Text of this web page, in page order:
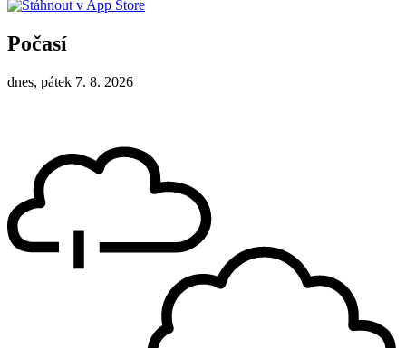
Počasí
dnes, pátek 7. 8. 2026